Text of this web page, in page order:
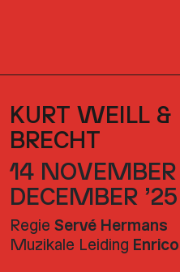
KURT WEILL &
BRECHT
14 NOVEMBER
DECEMBER ’25
Regie Servé Hermans
Muzikale Leiding